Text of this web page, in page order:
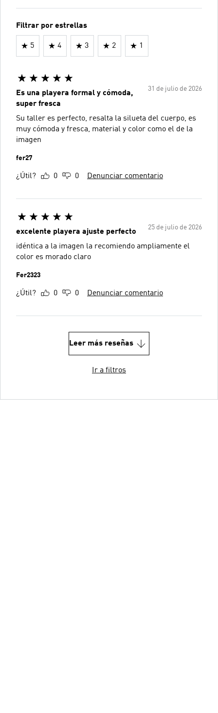
Filtrar por estrellas
5 4 3 2 1
31 de julio de 2026
Es una playera formal y cómoda,
super fresca
Su taller es perfecto, resalta la silueta del cuerpo, es
muy cómoda y fresca, material y color como el de la
imagen
fer27
¿Útil? 0 0 Denunciar comentario
25 de julio de 2026
excelente playera ajuste perfecto
idéntica a la imagen la recomiendo ampliamente el
color es morado claro
Fer2323
¿Útil? 0 0 Denunciar comentario
Leer más reseñas
Ir a filtros